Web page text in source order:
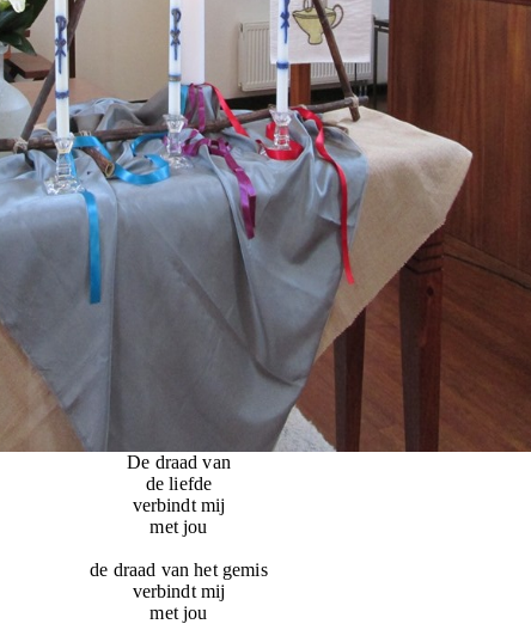
De draad van
de liefde
verbindt mij
met jou
de draad van het gemis
verbindt mij
met jou